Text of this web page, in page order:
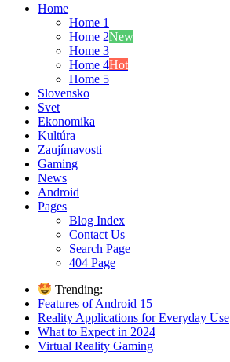
Home
Home 1
Home 2New
Home 3
Home 4Hot
Home 5
Slovensko
Svet
Ekonomika
Kultúra
Zaujímavosti
Gaming
News
Android
Pages
Blog Index
Contact Us
Search Page
404 Page
Trending:
Features of Android 15
Reality Applications for Everyday Use
What to Expect in 2024
Virtual Reality Gaming